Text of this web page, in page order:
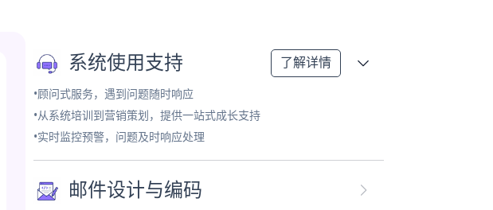
系统使用支持 了解详情
•顾问式服务，遇到问题随时响应
•从系统培训到营销策划，提供一站式成长支持
•实时监控预警，问题及时响应处理
邮件设计与编码